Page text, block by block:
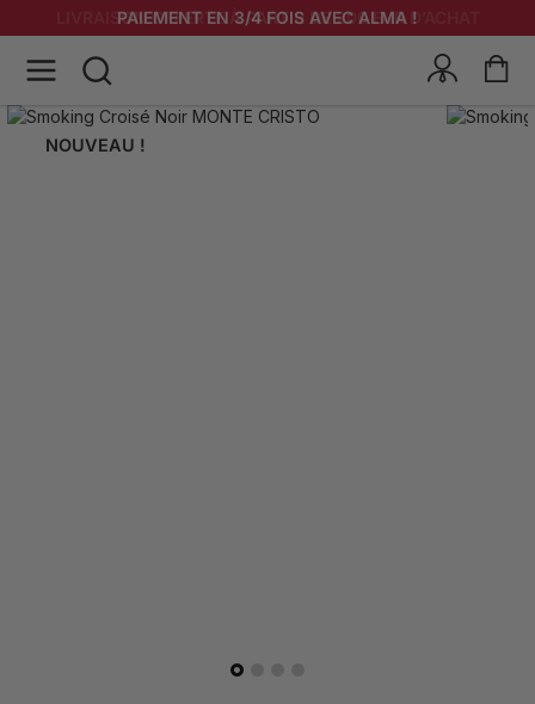
LIVRAISON OFFERTE À PARTIR DE 200 EUR D’ACHAT
PAIEMENT EN 3/4 FOIS AVEC ALMA !
NOUVEAU !